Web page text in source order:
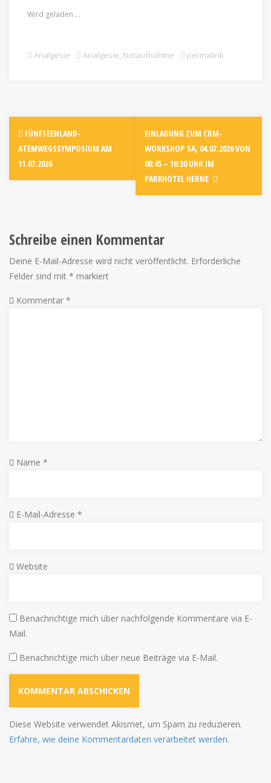
Wird geladen …
Analgesie Analgesie Notaufnahme permalink
FÜNFSEENLAND-
ATEMWEGSSYMPOSIUM AM
11.07.2026
EINLADUNG ZUM CRM-
WORKSHOP SA, 04.07.2026 VON
08:45 – 16:30 UHR IM
PARKHOTEL HERNE
Schreibe einen Kommentar
Deine E-Mail-Adresse wird nicht veröffentlicht. Erforderliche
Felder sind mit * markiert
Kommentar *
Name *
E-Mail-Adresse *
Website
Benachrichtige mich über nachfolgende Kommentare via E-
Mail.
Benachrichtige mich über neue Beiträge via E-Mail.
Diese Website verwendet Akismet, um Spam zu reduzieren.
Erfahre, wie deine Kommentardaten verarbeitet werden.